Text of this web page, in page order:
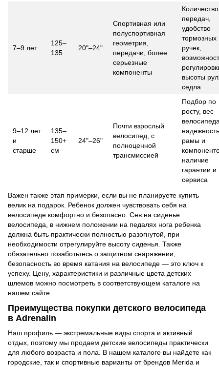
7–9 лет
125–
135
20"–24"
Спортивная или
полуспортивная
геометрия,
передачи, более
серьезные
компоненты
Количество
передач,
удобство
тормозных
ручек,
высоты
седла
9–12 лет
и
старше
135–
150+
см
24"–26"
Почти взрослый
велосипед, с
полноценной
трансмиссией
Подбор по
росту, вес
надежность
рамы и
наличие
гарантии и
сервиса
Важен также этап примерки, если вы не планируете купить
велик на подарок. Ребенок должен чувствовать себя на
велосипеде комфортно и безопасно. Сев на сиденье
велосипеда, в нижнем положении на педалях нога ребенка
должна быть практически полностью разогнутой, при
необходимости отрегулируйте высоту сиденья. Также
обязательно позаботьтесь о защитном снаряжении,
безопасность во время катания на велосипеде — это ключ к
успеху. Цену, характеристики и различные цвета детских
шлемов можно посмотреть в соответствующем каталоге на
нашем сайте.
Преимущества покупки детского велосипеда
в Adrenalin
Наш профиль — экстремальные виды спорта и активный
отдых, поэтому мы продаем детские велосипеды практически
для любого возраста и пола. В нашем каталоге вы найдете как
городские, так и спортивные варианты от брендов Merida и